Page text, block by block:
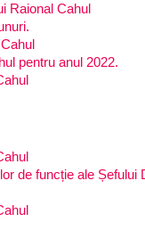
Raional Cahul
pentru anul 2022.
de funcție ale